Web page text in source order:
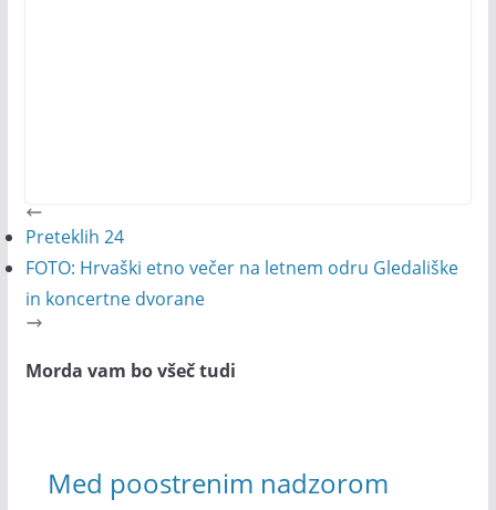
Preteklih 24
FOTO: Hrvaški etno večer na letnem odru Gledališke
in koncertne dvorane
Morda vam bo všeč tudi
Med poostrenim nadzorom